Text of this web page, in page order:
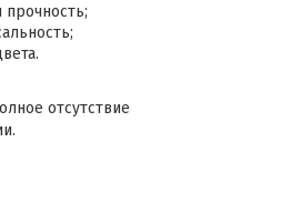
прочность;
отсутствие